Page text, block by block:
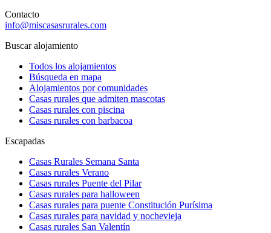
Contacto
info@miscasasrurales.com
Buscar alojamiento
Todos los alojamientos
Búsqueda en mapa
Alojamientos por comunidades
Casas rurales que admiten mascotas
Casas rurales con piscina
Casas rurales con barbacoa
Escapadas
Casas Rurales Semana Santa
Casas rurales Verano
Casas rurales Puente del Pilar
Casas rurales para halloween
Casas rurales para puente Constitución Purísima
Casas rurales para navidad y nochevieja
Casas rurales San Valentín